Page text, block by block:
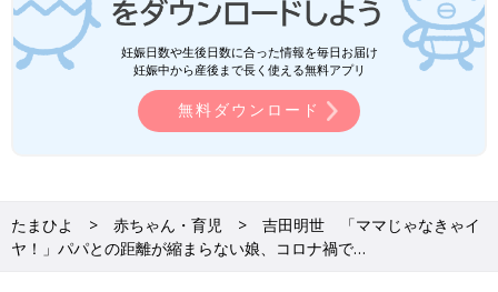
妊娠日数や生後日数に合った情報を毎日お届け
妊娠中から産後まで長く使える無料アプリ
無料ダウンロード
たまひよ 赤ちゃん・育児
吉田明世 「ママじゃなきゃイ
ヤ！」パパとの距離が縮まらない娘、コロナ禍で…